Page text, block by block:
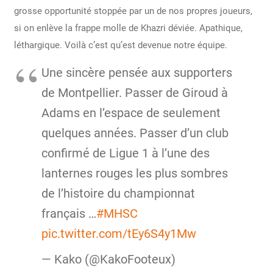
grosse opportunité stoppée par un de nos propres joueurs,
si on enlève la frappe molle de Khazri déviée. Apathique,
léthargique. Voilà c’est qu’est devenue notre équipe.
Une sincère pensée aux supporters
de Montpellier. Passer de Giroud à
Adams en l’espace de seulement
quelques années. Passer d’un club
confirmé de Ligue 1 à l’une des
lanternes rouges les plus sombres
de l’histoire du championnat
français …#MHSC
pic.twitter.com/tEy6S4y1Mw
— Kako (@KakoFooteux)